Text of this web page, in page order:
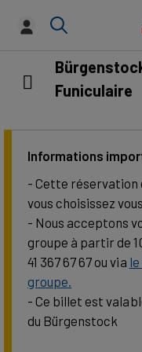
Funiculaire
Informations
- Cette réservation
vous choisissez
- Nous acceptons
groupe à partir de
41 367 67 67 ou via
groupe.
- Ce billet est
du Bürgenstock